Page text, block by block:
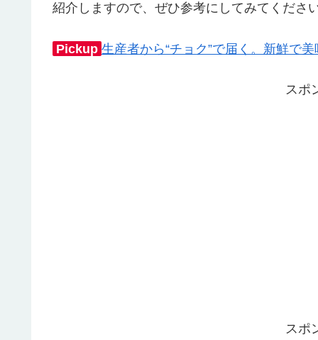
紹介しますので、ぜひ参考にしてみてくださ
Pickup 生産者から“チョク”で届く。新鮮で
スポ
スポ